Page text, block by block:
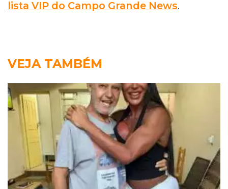
lista VIP do Campo Grande News.
VEJA TAMBÉM